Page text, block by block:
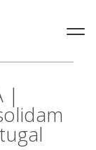
|